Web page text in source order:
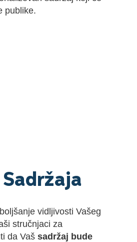
publike.
vidljivosti Vašeg
stručnjaci za
da Vaš sadržaj bude